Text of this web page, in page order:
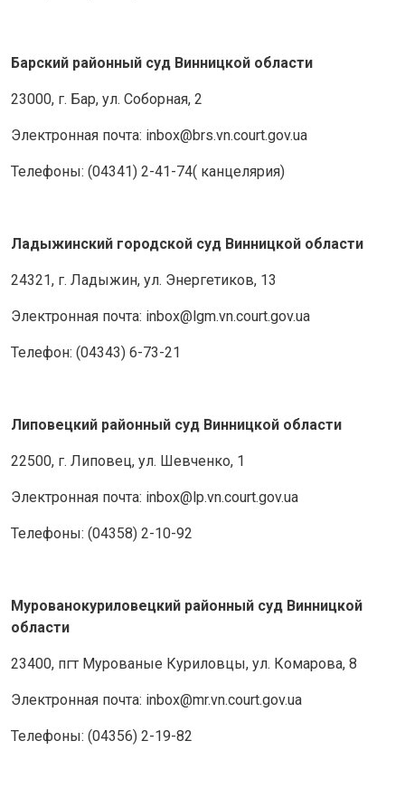
Барский районный суд Винницкой области
23000, г. Бар, ул. Соборная, 2
Электронная почта: inbox@brs.vn.court.gov.ua
Телефоны: (04341) 2-41-74( канцелярия)
Ладыжинский городской суд Винницкой области
24321, г. Ладыжин, ул. Энергетиков, 13
Электронная почта: inbox@lgm.vn.court.gov.ua
Телефон: (04343) 6-73-21
Липовецкий районный суд Винницкой области
22500, г. Липовец, ул. Шевченко, 1
Электронная почта: inbox@lp.vn.court.gov.ua
Телефоны: (04358) 2-10-92
Мурованокуриловецкий районный суд Винницкой
области
23400, пгт Мурованые Куриловцы, ул. Комарова, 8
Электронная почта: inbox@mr.vn.court.gov.ua
Телефоны: (04356) 2-19-82